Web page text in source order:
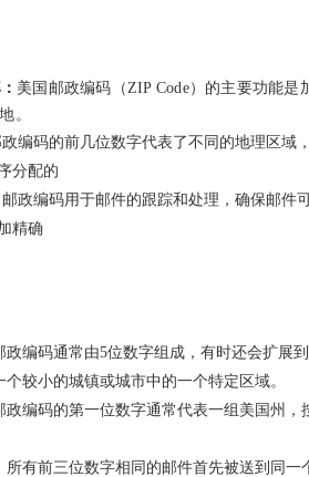
美国邮政编码（ZIP Code）的主要功能
。
政编码的前几位数字代表了不同的地理区域
分配的
邮政编码用于邮件的跟踪和处理，确保邮件
精确
政编码通常由5位数字组成，有时还会扩
较小的城镇或城市中的一个特定区域。
政编码的第一位数字通常代表一组美国州
所有前三位数字相同的邮件首先被送到同